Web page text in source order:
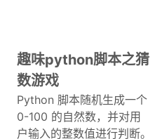
趣味python脚本之猜
数游戏
Python 脚本随机生成一个
0-100 的自然数，并对用
户输入的整数值进行判断。